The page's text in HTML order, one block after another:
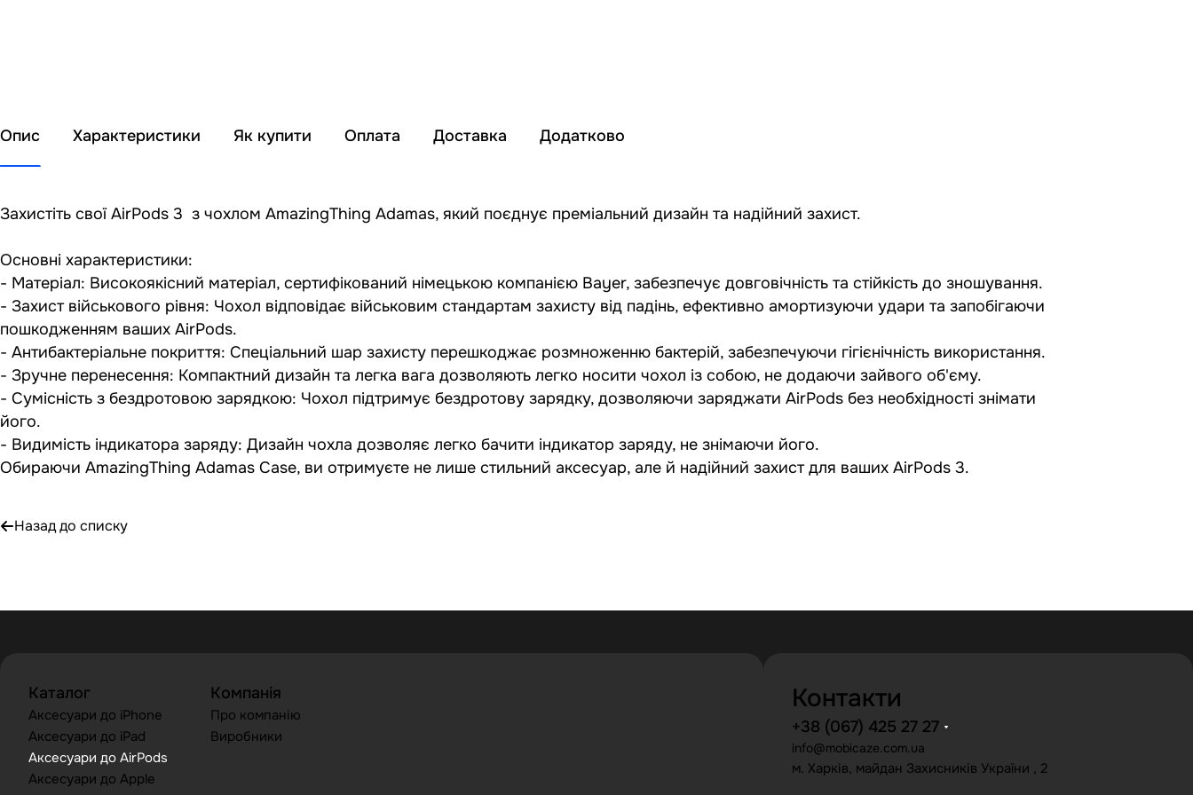
Опис Характеристики Як купити Оплата Доставка Додатково
Захистіть свої AirPods 3 з чохлом AmazingThing Adamas, який поєднує преміальний дизайн та надійний захист.​
Основні характеристики:
- Матеріал: Високоякісний матеріал, сертифікований німецькою компанією Bayer, забезпечує довговічність та стійкість до зношування.​
- Захист військового рівня: Чохол відповідає військовим стандартам захисту від падінь, ефективно амортизуючи удари та запобігаючи
пошкодженням ваших AirPods.​
- Антибактеріальне покриття: Спеціальний шар захисту перешкоджає розмноженню бактерій, забезпечуючи гігієнічність використання.​
- Зручне перенесення: Компактний дизайн та легка вага дозволяють легко носити чохол із собою, не додаючи зайвого об'єму.​
- Сумісність з бездротовою зарядкою: Чохол підтримує бездротову зарядку, дозволяючи заряджати AirPods без необхідності знімати
його.​
- Видимість індикатора заряду: Дизайн чохла дозволяє легко бачити індикатор заряду, не знімаючи його.​
Обираючи AmazingThing Adamas Case, ви отримуєте не лише стильний аксесуар, але й надійний захист для ваших AirPods 3.​
Назад до списку
Каталог
Аксесуари до iPhone
Аксесуари до iPad
Аксесуари до AirPods
Аксесуари до Apple
Компанія
Про компанію
Виробники
Контакти
+38 (067) 425 27 27
info@mobicaze.com.ua
м. Харків, майдан Захисників України , 2